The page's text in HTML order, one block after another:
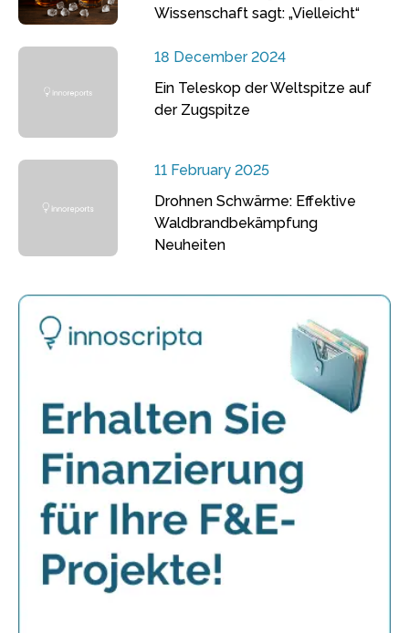
Wissenschaft sagt: „Vielleicht“
18 December 2024
Ein Teleskop der Weltspitze auf
der Zugspitze
11 February 2025
Drohnen Schwärme: Effektive
Waldbrandbekämpfung
Neuheiten